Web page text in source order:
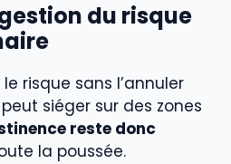
du risque
risque sans l’annuler
siéger sur des zones
reste donc
la poussée.